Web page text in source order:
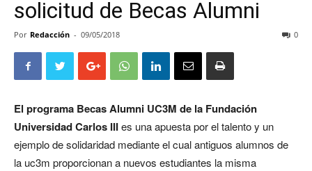
solicitud de Becas Alumni
Por Redacción - 09/05/2018 0
El programa Becas Alumni UC3M de la Fundación
Universidad Carlos IIIes una apuesta por el talento y un
ejemplo de solidaridad mediante el cual antiguos alumnos de
la uc3m proporcionan a nuevos estudiantes la misma